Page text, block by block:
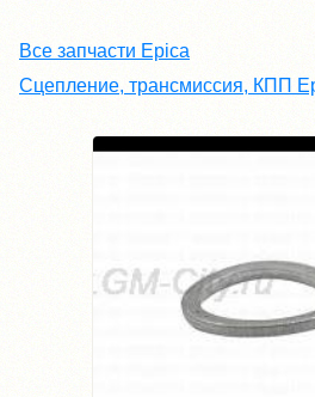
Все запчасти Epica
Сцепление, трансмиссия, КПП